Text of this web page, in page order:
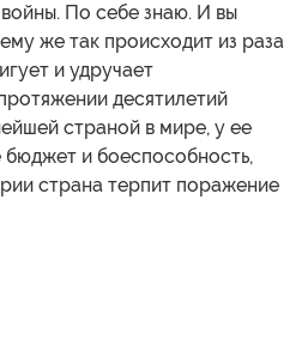
По себе знаю. И вы
же так происходит из раза
и удручает
десятилетий
страной в мире, у ее
и боеспособность,
страна терпит поражение